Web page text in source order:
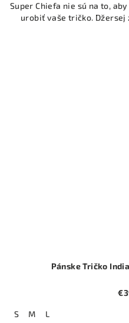
Super Chiefa nie sú na to,
urobiť vaše tričko. Džersej
Pánske Tričko
S M
L